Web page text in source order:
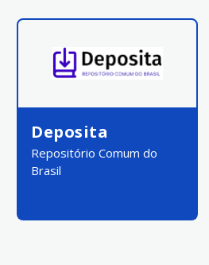
Deposita
Repositório Comum do
Brasil